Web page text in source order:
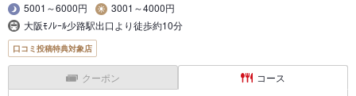
5001～6000円
3001～4000円
大阪ﾓﾉﾚｰﾙ少路駅出口より徒歩約10分
口コミ投稿特典対象店
クーポン コース